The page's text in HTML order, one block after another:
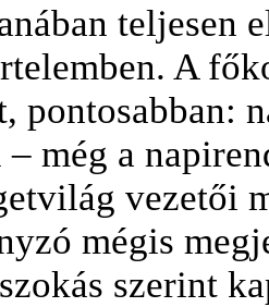
teljesen
A
pontosabban:
– még a
vezetői
mégis
szerint